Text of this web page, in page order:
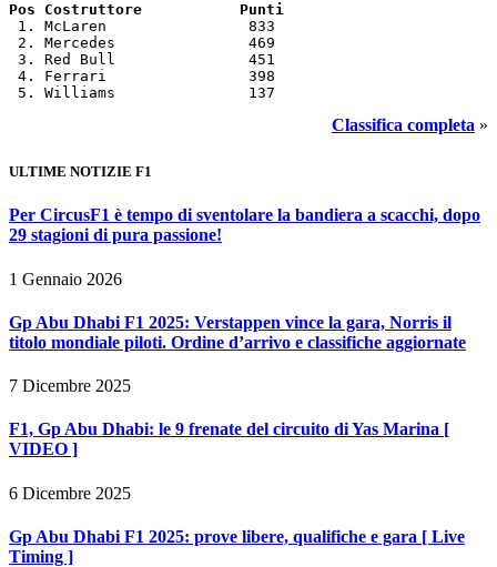
Pos Costruttore           Punti
1. McLaren                833
2. Mercedes               469
3. Red Bull               451
4. Ferrari                398
5. Williams               137
Classifica completa »
ULTIME NOTIZIE F1
Per CircusF1 è tempo di sventolare la bandiera a scacchi, dopo
29 stagioni di pura passione!
1 Gennaio 2026
Gp Abu Dhabi F1 2025: Verstappen vince la gara, Norris il
titolo mondiale piloti. Ordine d’arrivo e classifiche aggiornate
7 Dicembre 2025
F1, Gp Abu Dhabi: le 9 frenate del circuito di Yas Marina [
VIDEO ]
6 Dicembre 2025
Gp Abu Dhabi F1 2025: prove libere, qualifiche e gara [ Live
Timing ]